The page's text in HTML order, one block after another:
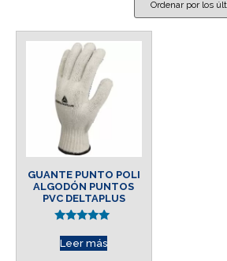
GUANTE PUNTO POLI
ALGODÓN PUNTOS
PVC DELTAPLUS
5.00
de 5
Leer más